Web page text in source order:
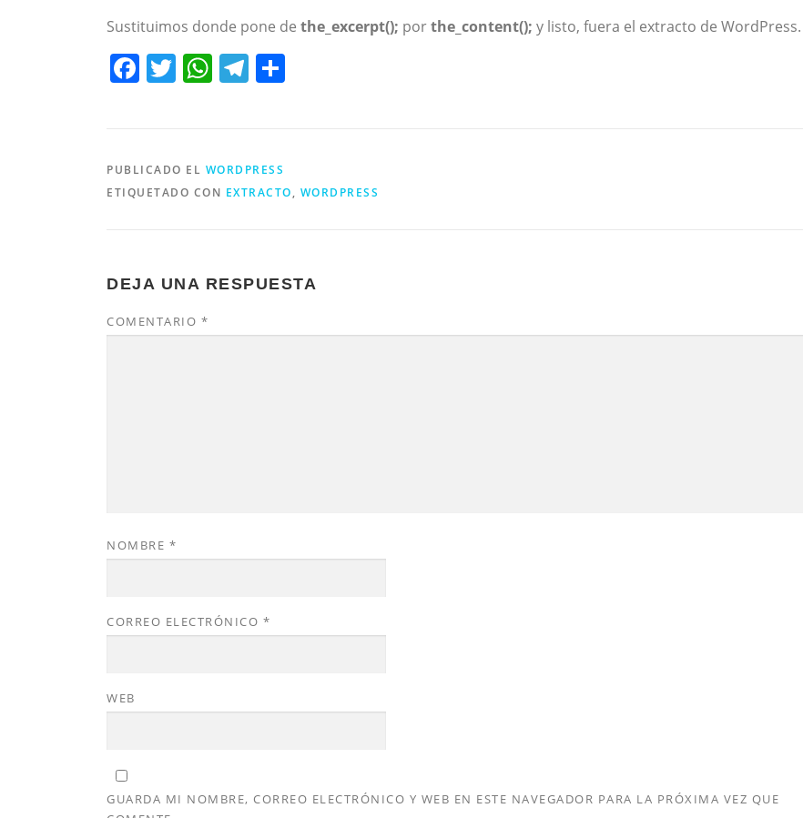
Sustituimos donde pone de the_excerpt(); porthe_content(); y listo, fuera el extracto de WordPress.
Facebook
Twitter
WhatsApp
Telegram
PUBLICADO EL WORDPRESS
ETIQUETADO CON EXTRACTO, WORDPRESS
DEJA UNA RESPUESTA
COMENTARIO *
NOMBRE *
CORREO ELECTRÓNICO *
WEB
GUARDA MI NOMBRE, CORREO ELECTRÓNICO Y WEB EN ESTE NAVEGADOR PARA LA PRÓXIMA VEZ QUE